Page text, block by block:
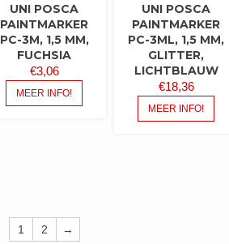
UNI POSCA
PAINTMARKER
PC-3M, 1,5 MM,
FUCHSIA
€3,06
MEER INFO!
UNI POSCA
PAINTMARKER
PC-3ML, 1,5 MM,
GLITTER,
LICHTBLAUW
€18,36
MEER INFO!
1 2 →